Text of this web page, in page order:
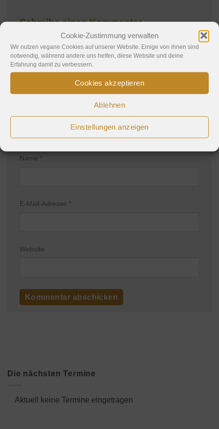
Cookie-Zustimmung verwalten
Wir nutzen vegane Cookies auf unserer Website. Einige von ihnen sind
notwendig, während andere uns helfen, diese Website und deine
Erfahrung damit zu verbessern.
Cookies akzeptieren
Ablehnen
Einstellungen anzeigen
Schreibe einen Kommentar
Deine E-Mail-Adresse wird nicht veröffentlicht.
Erforderliche Felder sind mit*markiert
Kommentar*
Name *
E-Mail-Adresse *
Website
Die nächsten Termine
Aktuell keine Termine eingetragen